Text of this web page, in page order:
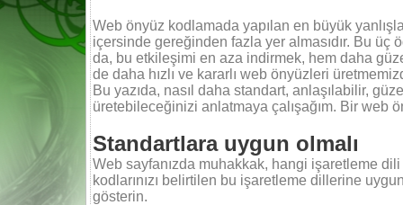
Web önyüz kodlamada yapılan en büyük
içersinde gereğinden fazla yer almasıdır. Bu üç
da, bu etkileşimi en aza indirmek, hem daha
de daha hızlı ve kararlı web önyüzleri
Bu yazıda, nasıl daha standart, anlaşılabilir,
üretebileceğinizi anlatmaya çalışağım. Bir web
Standartlara uygun olmalı
Web sayfanızda muhakkak, hangi işaretleme dili
kodlarınızı belirtilen bu işaretleme dillerine
gösterin.